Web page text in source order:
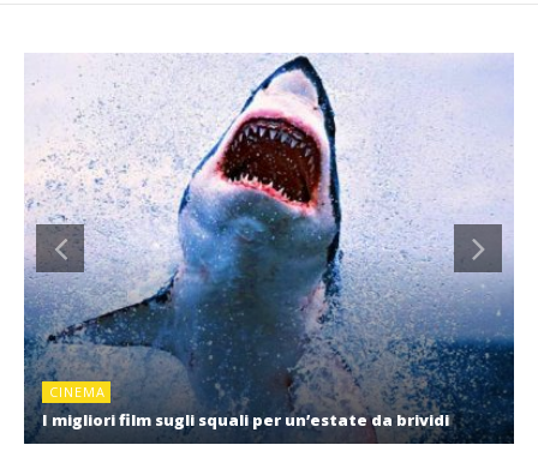
CINEMA
I migliori film sugli squali per un’estate da brividi